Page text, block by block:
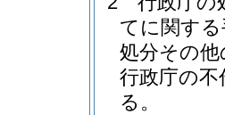
てに関す
処分その
行政庁の
る。